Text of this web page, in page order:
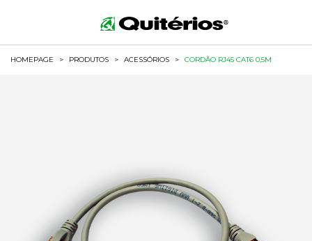
HOMEPAGE > PRODUTOS > ACESSÓRIOS > CORDÃO RJ45 CAT6 0,5M